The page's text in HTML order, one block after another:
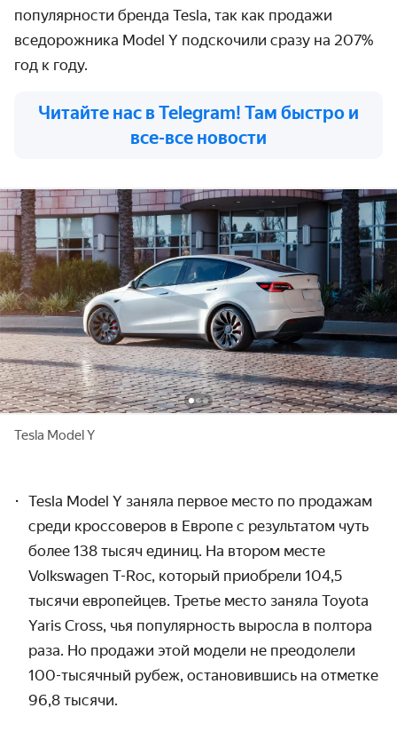
популярности бренда Tesla, так как продажи
вседорожника Model Y подскочили сразу на 207%
год к году.
Читайте нас в Telegram! Там быстро и
все-все новости
Tesla Model Y
Tesla Model Y заняла первое место по продажам
среди кроссоверов в Европе с результатом чуть
более 138 тысяч единиц. На втором месте
Volkswagen T-Roc, который приобрели 104,5
тысячи европейцев. Третье место заняла Toyota
Yaris Cross, чья популярность выросла в полтора
раза. Но продажи этой модели не преодолели
100-тысячный рубеж, остановившись на отметке
96,8 тысячи.